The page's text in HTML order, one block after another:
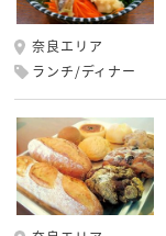
奈良エリア
ランチ/ディナー